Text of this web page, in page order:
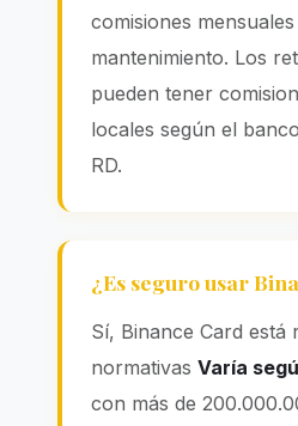
comisiones mensuales
mantenimiento. Los
pueden tener
locales según el
RD.
¿Es seguro usar
Sí, Binance Card está
normativas Varía
con más de